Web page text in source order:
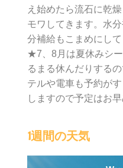
え始めたら流石に乾
モワしてきます。水
分補給もこまめにして
★7、8月は夏休みシ
るまる休んだりする
テルや電車も予約が
しますので予定はお早
1週間の天気